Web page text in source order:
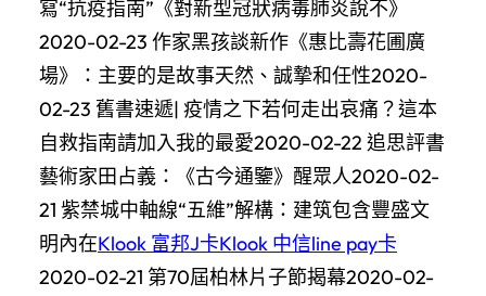
寫“抗疫指南”《對新型冠狀病毒肺炎說不》
2020-02-23 作家黑孩談新作《惠比壽花圃廣
場》：主要的是故事天然、誠摯和任性2020-
02-23 舊書速遞| 疫情之下若何走出哀痛？這本
自救指南請加入我的最愛2020-02-22 追思評書
藝術家田占義：《古今通鑒》醒眾人2020-02-
21 紫禁城中軸線“五維”解構：建筑包含豐盛文
明內在Klook 富邦J卡Klook 中信line pay卡
2020-02-21 第70屆柏林片子節揭幕2020-02-